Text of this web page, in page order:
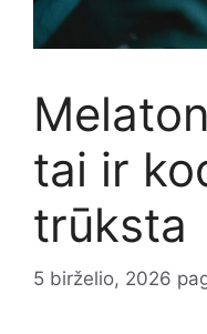
tai ir
trūksta
5 birželio, 2026